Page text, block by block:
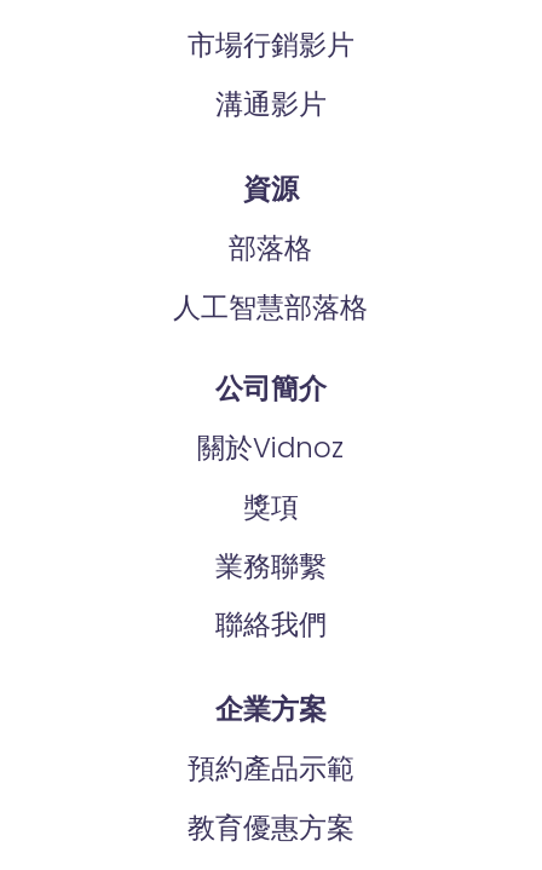
市場行銷影片
溝通影片
資源
部落格
人工智慧部落格
公司簡介
關於Vidnoz
獎項
業務聯繫
聯絡我們
企業方案
預約產品示範
教育優惠方案